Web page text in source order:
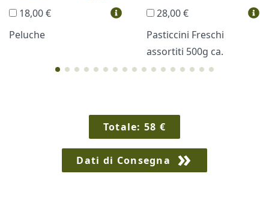
18,00 €
Peluche
28,00 €
Pasticcini Freschi
assortiti 500g ca.
Totale:58 €
Dati di Consegna